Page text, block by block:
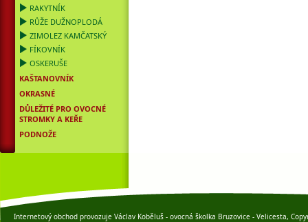
RAKYTNÍK
RŮŽE DUŽNOPLODÁ
ZIMOLEZ KAMČATSKÝ
FÍKOVNÍK
OSKERUŠE
KAŠTANOVNÍK
OKRASNÉ
DŮLEŽITÉ PRO OVOCNÉ
STROMKY A KEŘE
PODNOŽE
Internetový obchod provozuje Václav Koběluš - ovocná školka Bruzovice - Velicesta,